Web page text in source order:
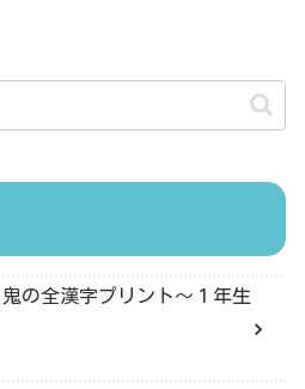
鬼の全漢字プリント〜１年生